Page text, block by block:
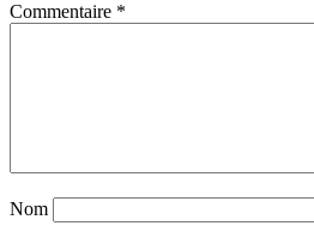
Commentaire *
Nom